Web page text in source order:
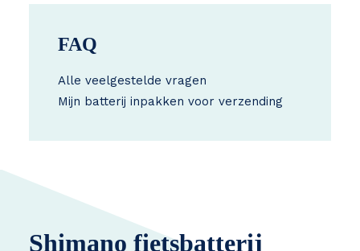
FAQ
Alle veelgestelde vragen
Mijn batterij inpakken voor verzending
Shimano fietsbatterij